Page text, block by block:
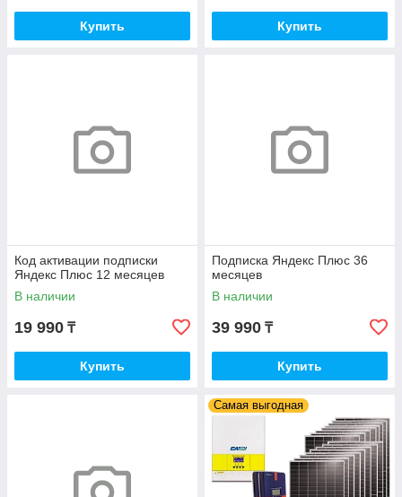
Купить Купить
Код активации подписки
Яндекс Плюс 12 месяцев
В наличии
19 990 ₸
Купить
Подписка Яндекс Плюс 36
месяцев
В наличии
39 990 ₸
Купить
Самая выгодная